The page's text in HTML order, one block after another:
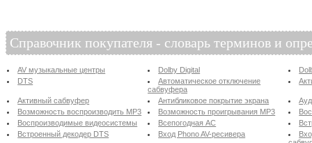
Справочник покупателя - словарь терминов и
AV музыкальные центры Dolby Digital
DTS
Автоматическое отключение
сабвуфера
Активный сабвуфер Антибликовое покрытие экрана
Возможность воспроизводить MP3
Возможность проигрывания MP3
Воспроизводимые видеосистемы
Всепогодная АС
Встроенный декодер DTS
Вход Phono AV-ресивера